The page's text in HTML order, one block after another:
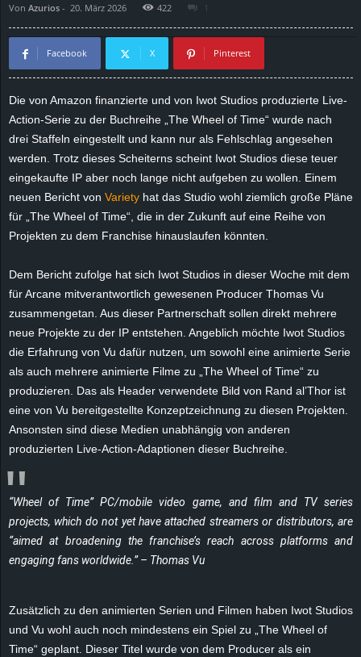
Von Azurios - 20. März 2026 422 1
Facebook X Pinterest
Die von Amazon finanzierte und von Iwot Studios produzierte Live-
Action-Serie zu der Buchreihe „The Wheel of Time“ wurde nach
drei Staffeln eingestellt und kann nur als Fehlschlag angesehen
werden. Trotz dieses Scheiterns scheint Iwot Studios diese teuer
eingekaufte IP aber noch lange nicht aufgeben zu wollen. Einem
neuen Bericht von Variety hat das Studio wohl ziemlich große Pläne
für „The Wheel of Time“, die in der Zukunft auf eine Reihe von
Projekten zu dem Franchise hinauslaufen könnten.
Dem Bericht zufolge hat sich Iwot Studios in dieser Woche mit dem
für Arcane mitverantwortlich gewesenen Producer Thomas Vu
zusammengetan. Aus dieser Partnerschaft sollen direkt mehrere
neue Projekte zu der IP entstehen. Angeblich möchte Iwot Studios
die Erfahrung von Vu dafür nutzen, um sowohl eine animierte Serie
als auch mehrere animierte Filme zu „The Wheel of Time“ zu
produzieren. Das als Header verwendete Bild von Rand al’Thor ist
eine von Vu bereitgestellte Konzeptzeichnung zu diesen Projekten.
Ansonsten sind diese Medien unabhängig von anderen
produzierten Live-Action-Adaptionen dieser Buchreihe.
“Wheel of Time” PC/mobile video game, and film and TV series
projects, which do not yet have attached streamers or distributors, are
“aimed at broadening the franchise’s reach across platforms and
engaging fans worldwide.” – Thomas Vu
Zusätzlich zu den animierten Serien und Filmen haben Iwot Studios
und Vu wohl auch noch mindestens ein Spiel zu „The Wheel of
Time“ geplant. Dieser Titel wurde von dem Producer als ein